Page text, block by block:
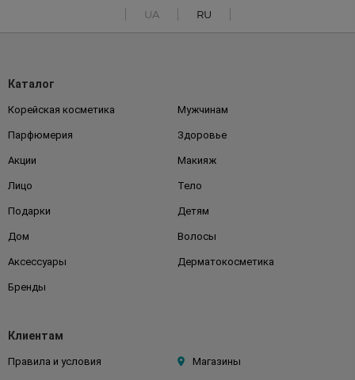
UA RU
Каталог
Корейская косметика Мужчинам
Парфюмерия Здоровье
Акции Макияж
Лицо Тело
Подарки Детям
Дом Волосы
Аксессуары Дерматокосметика
Бренды
Клиентам
Правила и условия Магазины